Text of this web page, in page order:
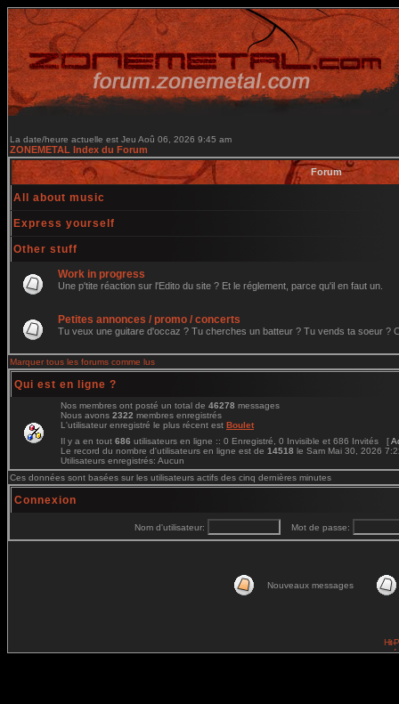
La date/heure actuelle est Jeu Aoû 06, 2026 9:45 am
ZONEMETAL Index du Forum
Forum
All about music
Express yourself
Other stuff
Work in progress
Une p'tite réaction sur l'Edito du site ? Et le réglement, parce qu'il en faut un.
Petites annonces / promo / concerts
Tu veux une guitare d'occaz ? Tu cherches un batteur ? Tu vends ta soeur ?
Marquer tous les forums comme lus
Qui est en ligne ?
Nos membres ont posté un total de 46278 messages
Nous avons 2322 membres enregistrés
L'utilisateur enregistré le plus récent est Boulet
Il y a en tout 686 utilisateurs en ligne :: 0 Enregistré, 0 Invisible et 686 Invités [
Le record du nombre d'utilisateurs en ligne est de 14518 le Sam Mai 30, 2026
Utilisateurs enregistrés: Aucun
Ces données sont basées sur les utilisateurs actifs des cinq dernières minutes
Connexion
Nom d'utilisateur: Mot de passe:
Nouveaux messages